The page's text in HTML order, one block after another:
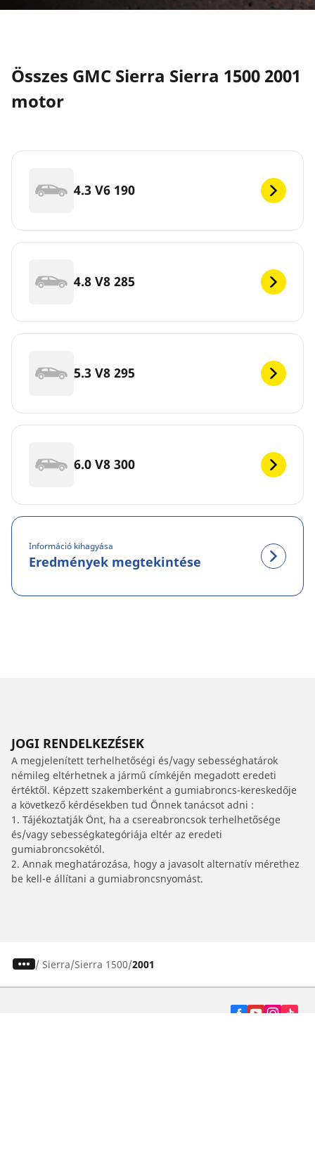
Összes GMC Sierra Sierra 1500 2001
motor
4.3 V6 190
4.8 V8 285
5.3 V8 295
6.0 V8 300
Információ kihagyása
Eredmények megtekintése
JOGI RENDELKEZÉSEK
A megjelenített terhelhetőségi és/vagy sebességhatárok
némileg eltérhetnek a jármű címkéjén megadott eredeti
értéktől. Képzett szakemberként a gumiabroncs-kereskedője
a következő kérdésekben tud Önnek tanácsot adni :
1. Tájékoztatják Önt, ha a csereabroncsok terhelhetősége
és/vagy sebességkategóriája eltér az eredeti
gumiabroncsokétól.
2. Annak meghatározása, hogy a javasolt alternatív mérethez
be kell-e állítani a gumiabroncsnyomást.
/ Sierra Sierra 1500 2001